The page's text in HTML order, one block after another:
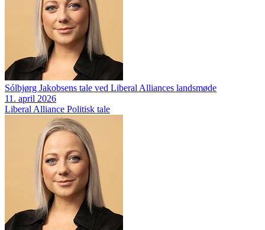
Sólbjørg Jakobsens tale ved Liberal Alliances landsmøde
11. april 2026
Liberal Alliance Politisk tale